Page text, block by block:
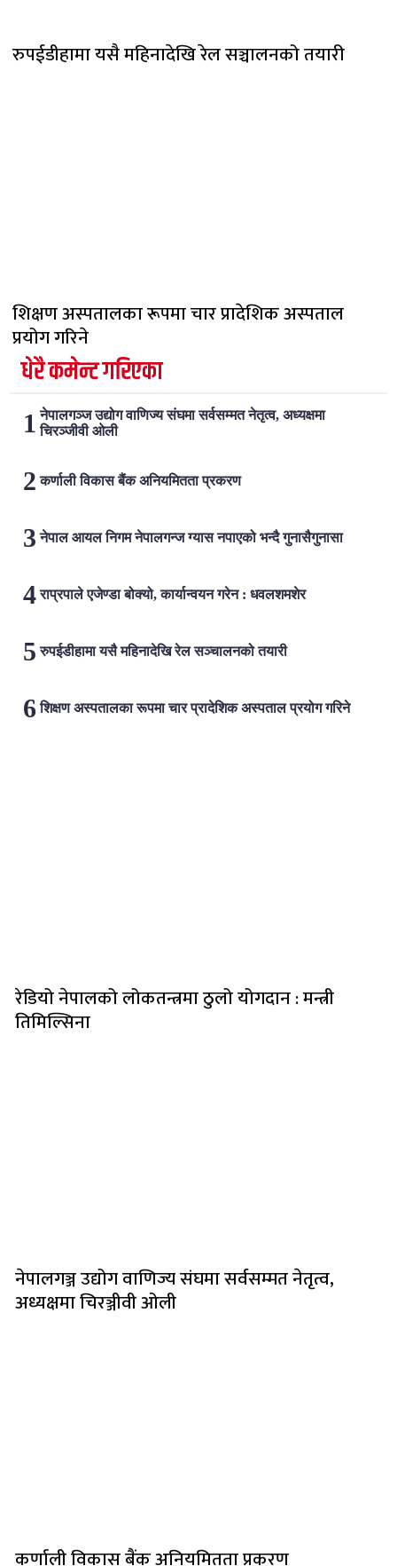
रुपईडीहामा यसै महिनादेखि रेल सञ्चालनको तयारी
शिक्षण अस्पतालका रूपमा चार प्रादेशिक अस्पताल
प्रयोग गरिने
धेरै कमेन्ट गरिएका
नेपालगञ्ज उद्योग वाणिज्य संघमा सर्वसम्मत नेतृत्व, अध्यक्षमा
चिरञ्जीवी ओली
कर्णाली विकास बैंक अनियमितता प्रकरण
नेपाल आयल निगम नेपालगन्ज ग्यास नपाएको भन्दै गुनासैगुनासा
राप्रपाले एजेण्डा बोक्यो, कार्यान्वयन गरेन : धवलशमशेर
रुपईडीहामा यसै महिनादेखि रेल सञ्चालनको तयारी
शिक्षण अस्पतालका रूपमा चार प्रादेशिक अस्पताल प्रयोग गरिने
रेडियो नेपालको लोकतन्त्रमा ठुलो योगदान : मन्त्री
तिमिल्सिना
नेपालगञ्ज उद्योग वाणिज्य संघमा सर्वसम्मत नेतृत्व,
अध्यक्षमा चिरञ्जीवी ओली
कर्णाली विकास बैंक अनियमितता प्रकरण